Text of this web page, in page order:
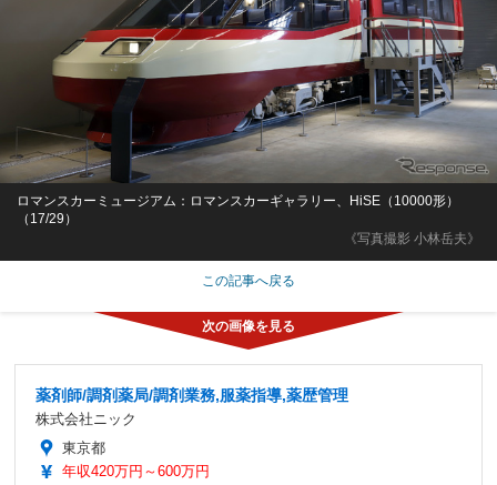
《写真撮影 小林岳夫》
ロマンスカーミュージアム：ロマンスカーギャラリー、HiSE（10000形）
（17/29）
この記事へ戻る
薬剤師/調剤薬局/調剤業務,服薬指導,薬歴管理
株式会社ニック
東京都
年収420万円～600万円